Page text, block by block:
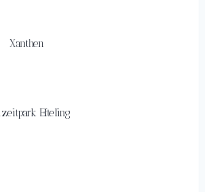
Xanthen
Efteling